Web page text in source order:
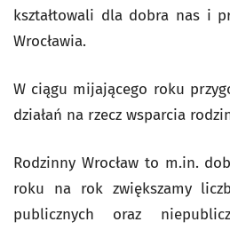
kształtowali dla dobra nas i
Wrocławia.
W ciągu mijającego roku
działań na rzecz wsparcia
Rodzinny Wrocław to m.in.
roku na rok zwiększamy
publicznych oraz